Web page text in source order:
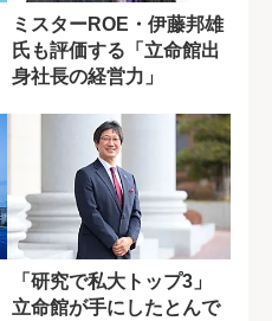
ミスターROE・伊藤邦雄
氏も評価する「立命館出
身社長の経営力」
「研究で私大トップ3」
立命館が手にしたとんで